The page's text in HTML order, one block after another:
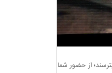
از حضور شما